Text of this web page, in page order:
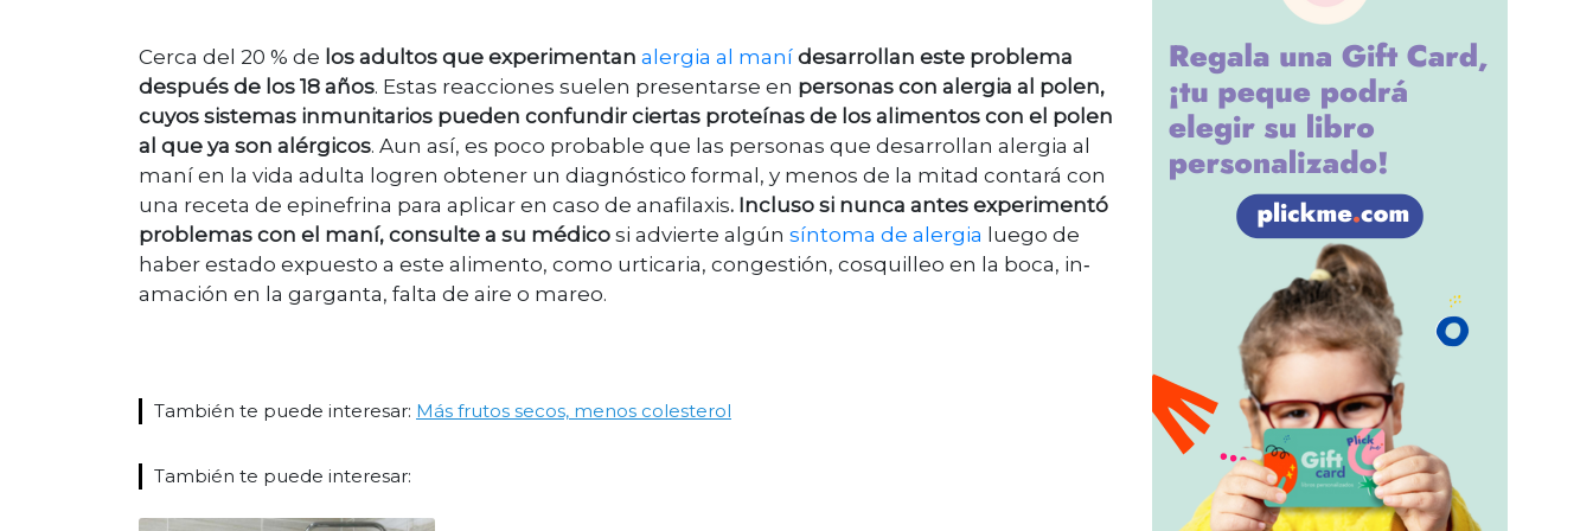
Cerca del 20 % de los adultos que experimentan alergia al maní desarrollan este problema
después de los 18 años. Estas reacciones suelen presentarse en personas con alergia al polen,
cuyos sistemas inmunitarios pueden confundir ciertas proteínas de los alimentos con el polen
al que ya son alérgicos. Aun así, es poco probable que las personas que desarrollan alergia al
maní en la vida adulta logren obtener un diagnóstico formal, y menos de la mitad contará con
una receta de epinefrina para aplicar en caso de anafilaxis. Incluso si nunca antes experimentó
problemas con el maní, consulte a su médico si advierte algún síntoma de alergia luego de
haber estado expuesto a este alimento, como urticaria, congestión, cosquilleo en la boca, in‑
amación en la garganta, falta de aire o mareo.
También te puede interesar: Más frutos secos, menos colesterol
También te puede interesar: